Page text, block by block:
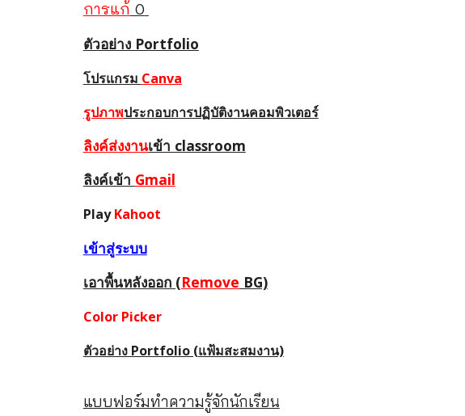
การแก้ 0
ตัวอย่าง Portfolio
โปรแกรม Canva
รูปภาพประกอบการปฏิบัติงานคอมพิวเตอร์
ลิงค์ส่งงานเข้า classroom
ลิงค์เข้า Gmail
PlayKahoot
เข้าสู่ระบบ
เอาพื้นหลังออก (Remove BG)
Color Picker
ตัวอย่าง Portfolio (แฟ้มสะสมงาน)
แบบฟอร์มทำความรู้จักนักเรียน